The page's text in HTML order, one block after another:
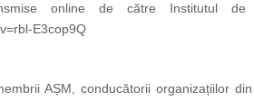
online de către Institutul de
E3cop9Q
AȘM, conducătorii organizațiilor